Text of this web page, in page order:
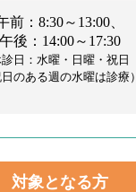
前：8:30～13:00、
午後：14:00～17:30
日：水曜・日曜・祝日
日のある週の水曜は診療）
対象となる方